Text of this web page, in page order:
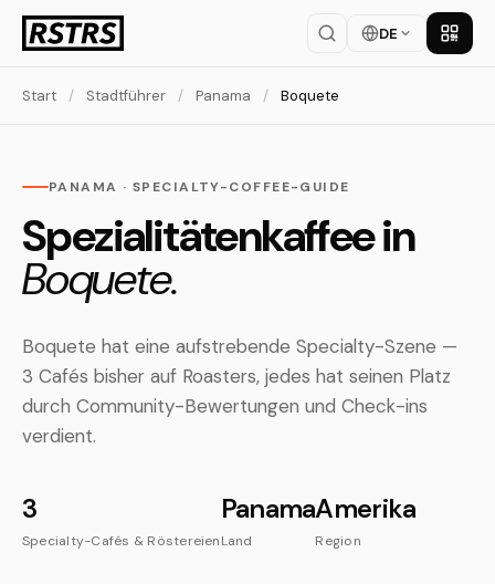
DE App
Start / Stadtführer / Panama / Boquete
PANAMA · SPECIALTY-COFFEE-GUIDE
Spezialitätenkaffee in
Boquete.
Boquete hat eine aufstrebende Specialty-Szene —
3 Cafés bisher auf Roasters, jedes hat seinen Platz
durch Community-Bewertungen und Check-ins
verdient.
3
Specialty-Cafés & Röstereien
Panama
Land
Amerika
Region